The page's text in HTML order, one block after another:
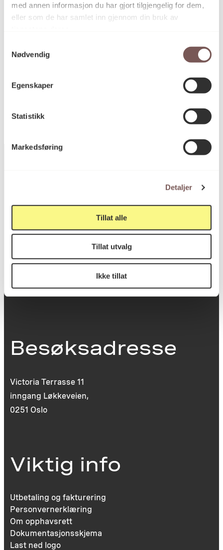
med annen informasjon du har gjort tilgjengelig for dem,
eller som de har samlet inn gjennom din bruk av
Nødvendig
Egenskaper
Statistikk
Markedsføring
Detaljer
Tillat alle
Tillat utvalg
Ikke tillat
Mål
Opplag: 2/10 E.T.
Reference
Postboks 6994
0130 Oslo
Besøksadresse
Victoria Terrasse 11
inngang Løkkeveien,
0251 Oslo
Viktig info
Utbetaling og fakturering
Personvernerklæring
Om opphavsrett
Dokumentasjonsskjema
Last ned logo